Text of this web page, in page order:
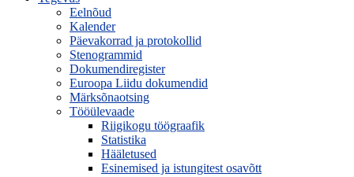
Eelnõud
Kalender
Päevakorrad ja protokollid
Stenogrammid
Dokumendiregister
Euroopa Liidu dokumendid
Märksõnaotsing
Tööülevaade
Riigikogu töögraafik
Statistika
Hääletused
Esinemised ja istungitest osavõtt